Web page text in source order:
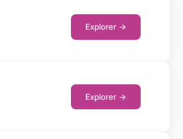
Explorer →
Explorer →